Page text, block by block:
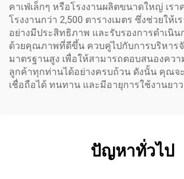
คาเฟ่เล็กๆ หรือโรงงานผลิตขนาดใหญ่ เร
โรงงานกว่า 2,500 ตารางเมตร ซึ่งช่วยให้เ
อย่างมีประสิทธิภาพ และรับรองการดำเนิน
ด้วยคุณภาพที่ดีขึ้น ควบคู่ไปกับการบริหาร
มาตรฐานสูง เพื่อให้สามารถตอบสนองคว
ลูกค้าทุกท่านได้อย่างครบถ้วน ดังนั้น คุณจ
เชื่อถือได้ ทนทาน และมีอายุการใช้งานยา
ปัญหาทั่วไป